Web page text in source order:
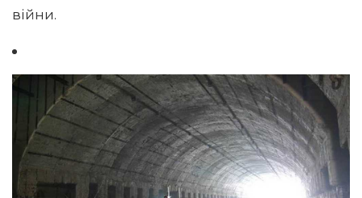
війни.